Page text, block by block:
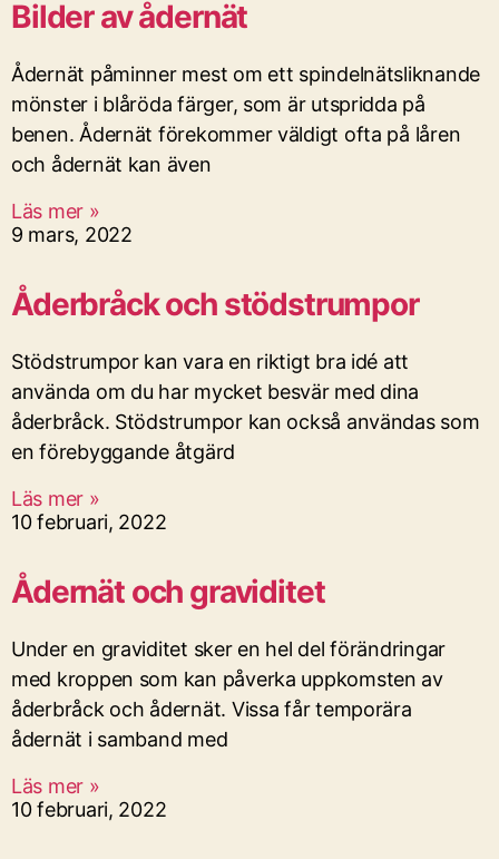
Bilder av ådernät
Ådernät påminner mest om ett spindelnätsliknande
mönster i blåröda färger, som är utspridda på
benen. Ådernät förekommer väldigt ofta på låren
och ådernät kan även
Läs mer »
9 mars, 2022
Åderbråck och stödstrumpor
Stödstrumpor kan vara en riktigt bra idé att
använda om du har mycket besvär med dina
åderbråck. Stödstrumpor kan också användas som
en förebyggande åtgärd
Läs mer »
10 februari, 2022
Ådernät och graviditet
Under en graviditet sker en hel del förändringar
med kroppen som kan påverka uppkomsten av
åderbråck och ådernät. Vissa får temporära
ådernät i samband med
Läs mer »
10 februari, 2022